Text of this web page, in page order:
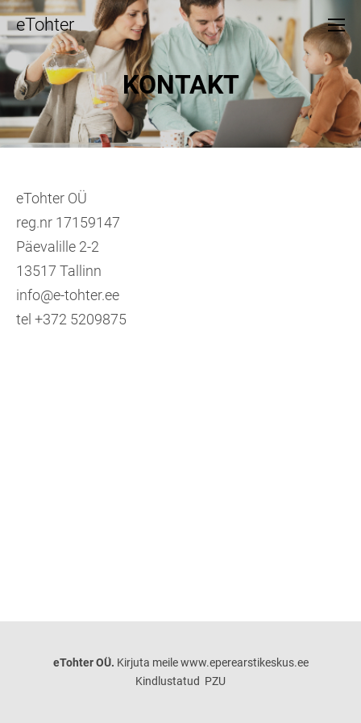
eTohter
KONTAKT
eTohter OÜ
reg.nr 17159147
Päevalille 2-2
13517 Tallinn
info@e-tohter.ee
tel +372 5209875
eTohter OÜ. Kirjuta meile www.eperearstikeskus.ee
Kindlustatud PZU